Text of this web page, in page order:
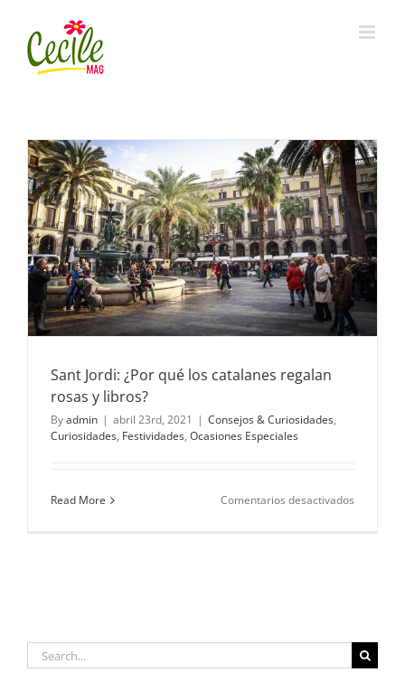
content
Sant Jordi: ¿Por qué los catalanes regalan
rosas y libros?
Byadmin | abril 23rd, 2021 | Consejos & Curiosidades,
Curiosidades, Festividades, Ocasiones Especiales
Read More Comentarios desactivados
y
libros?
Search
for: